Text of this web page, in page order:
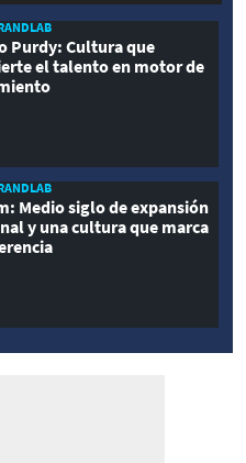
Purdy: Cultura que
el talento en motor de
Medio siglo de expansión
y una cultura que marca